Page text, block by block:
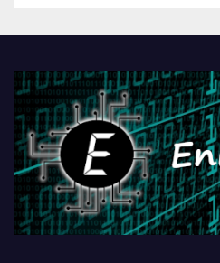
PlayStationeko